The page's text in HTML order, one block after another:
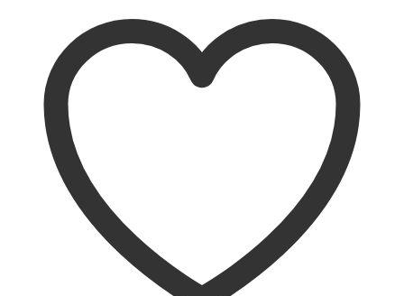
varyasyonu
var.
Seçenekler
ürün
sayfasından
seçilebilir